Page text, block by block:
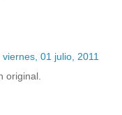
viernes, 01 julio, 2011
original.